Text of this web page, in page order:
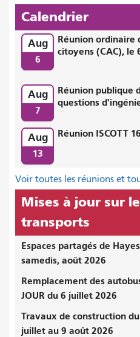
Calendrier
Aug
6
Réunion ordinaire
citoyens (CAC), le
Aug
7
Réunion publique
questions
Aug
13
Réunion ISCOTT
Voir toutes les réunions et
Mises à jour sur
transports
Espaces partagés de
samedis, août 2026
Remplacement des
JOUR du 6 juillet 2026
Travaux de construction
juillet au 9 août 2026